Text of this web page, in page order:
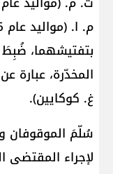
م. ا. (مواليد عام 1986، سوري)
بتفتيشهما،
غ. كوكايين).
سُلّمَ الموقوفان
لإجراء المقتضى